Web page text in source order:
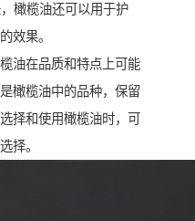
橄榄油还可以用于护
效果。
油在品质和特点上可能
橄榄油中的品种，保留
择和使用橄榄油时，可
择。